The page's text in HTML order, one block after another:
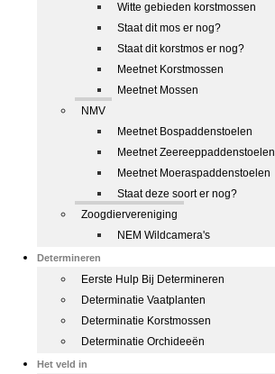
Witte gebieden korstmossen
Staat dit mos er nog?
Staat dit korstmos er nog?
Meetnet Korstmossen
Meetnet Mossen
NMV
Meetnet Bospaddenstoelen
Meetnet Zeereeppaddenstoelen
Meetnet Moeraspaddenstoelen
Staat deze soort er nog?
Zoogdiervereniging
NEM Wildcamera's
Determineren
Eerste Hulp Bij Determineren
Determinatie Vaatplanten
Determinatie Korstmossen
Determinatie Orchideeën
Het veld in